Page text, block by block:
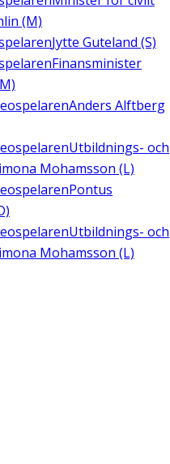
(M)
Jytte Guteland (S)
Finansminister
Anders Alftberg
Utbildnings- och
Mohamsson (L)
Pontus
Utbildnings- och
Mohamsson (L)